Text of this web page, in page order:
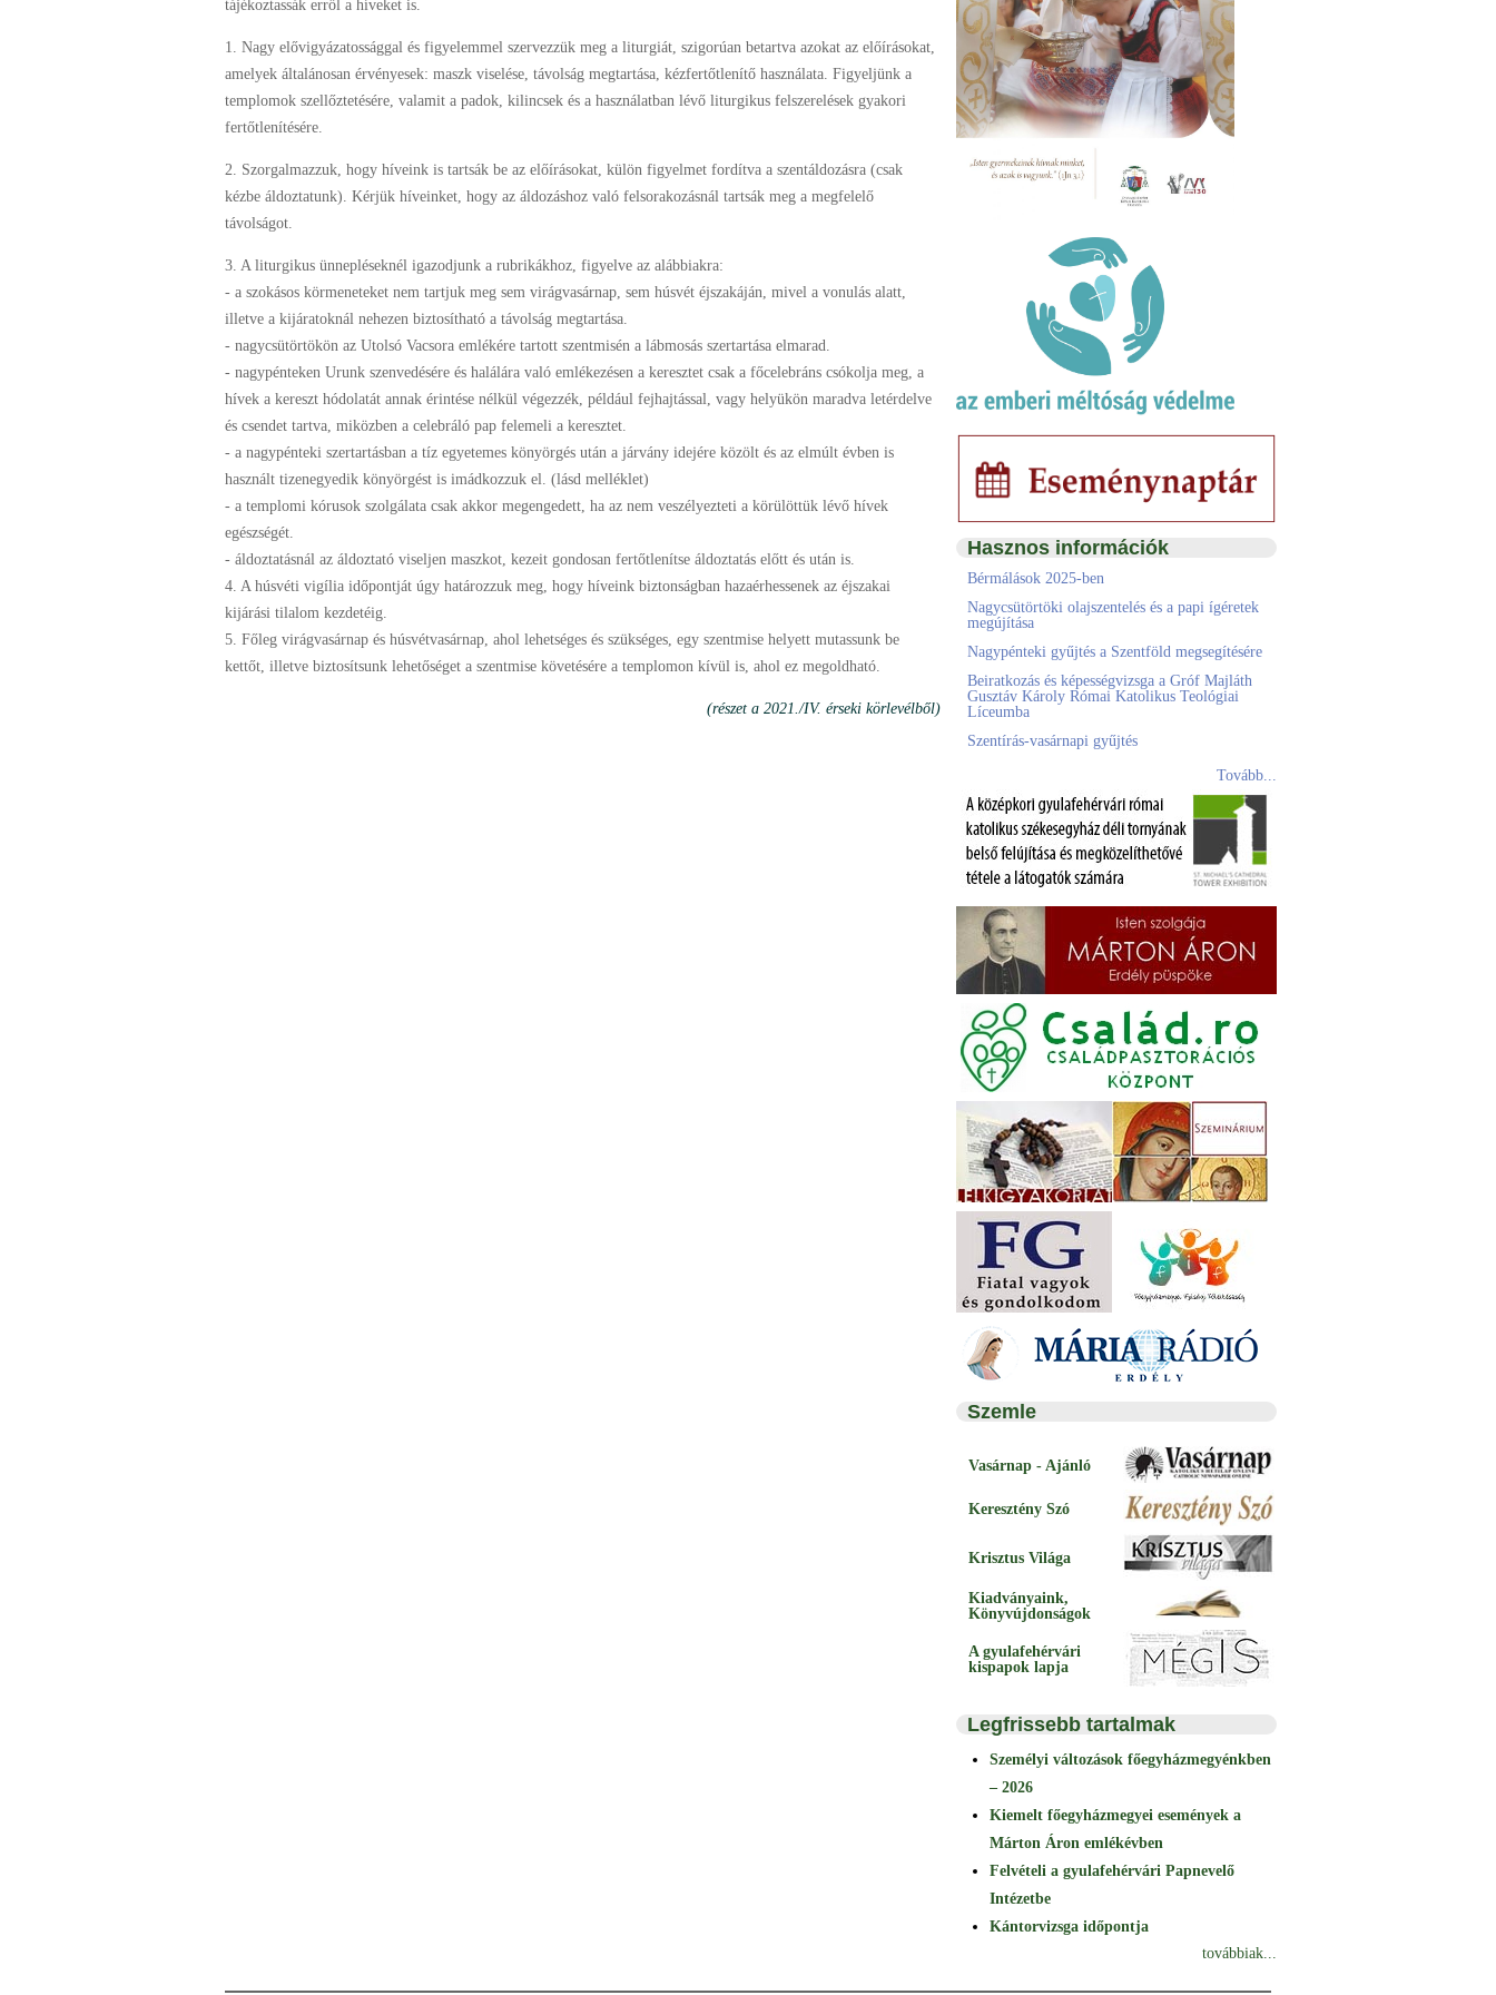
tájékoztassák erről a híveket is.
1. Nagy elővigyázatossággal és figyelemmel szervezzük meg a liturgiát, szigorúan betartva azokat az előírásokat,
amelyek általánosan érvényesek: maszk viselése, távolság megtartása, kézfertőtlenítő használata. Figyeljünk a
templomok szellőztetésére, valamit a padok, kilincsek és a használatban lévő liturgikus felszerelések gyakori
fertőtlenítésére.
2. Szorgalmazzuk, hogy híveink is tartsák be az előírásokat, külön figyelmet fordítva a szentáldozásra (csak
kézbe áldoztatunk). Kérjük híveinket, hogy az áldozáshoz való felsorakozásnál tartsák meg a megfelelő
távolságot.
3. A liturgikus ünnepléseknél igazodjunk a rubrikákhoz, figyelve az alábbiakra:
- a szokásos körmeneteket nem tartjuk meg sem virágvasárnap, sem húsvét éjszakáján, mivel a vonulás alatt,
illetve a kijáratoknál nehezen biztosítható a távolság megtartása.
- nagycsütörtökön az Utolsó Vacsora emlékére tartott szentmisén a lábmosás szertartása elmarad.
- nagypénteken Urunk szenvedésére és halálára való emlékezésen a keresztet csak a főcelebráns csókolja meg, a
hívek a kereszt hódolatát annak érintése nélkül végezzék, például fejhajtással, vagy helyükön maradva letérdelve
és csendet tartva, miközben a celebráló pap felemeli a keresztet.
- a nagypénteki szertartásban a tíz egyetemes könyörgés után a járvány idejére közölt és az elmúlt évben is
használt tizenegyedik könyörgést is imádkozzuk el. (lásd melléklet)
- a templomi kórusok szolgálata csak akkor megengedett, ha az nem veszélyezteti a körülöttük lévő hívek
egészségét.
- áldoztatásnál az áldoztató viseljen maszkot, kezeit gondosan fertőtlenítse áldoztatás előtt és után is.
4. A húsvéti vigília időpontját úgy határozzuk meg, hogy híveink biztonságban hazaérhessenek az éjszakai
kijárási tilalom kezdetéig.
5. Főleg virágvasárnap és húsvétvasárnap, ahol lehetséges és szükséges, egy szentmise helyett mutassunk be
kettőt, illetve biztosítsunk lehetőséget a szentmise követésére a templomon kívül is, ahol ez megoldható.
(részet a 2021./IV. érseki körlevélből)
Hasznos információk
Bérmálások 2025-ben
Nagycsütörtöki olajszentelés és a papi ígéretek
megújítása
Nagypénteki gyűjtés a Szentföld megsegítésére
Beiratkozás és képességvizsga a Gróf Majláth
Gusztáv Károly Római Katolikus Teológiai
Líceumba
Szentírás-vasárnapi gyűjtés
Tovább...
Szemle
Vasárnap - Ajánló
Keresztény Szó
Krisztus Világa
Kiadványaink,
Könyvújdonságok
A gyulafehérvári
kispapok lapja
Legfrissebb tartalmak
Személyi változások főegyházmegyénkben
– 2026
Kiemelt főegyházmegyei események a
Márton Áron emlékévben
Felvételi a gyulafehérvári Papnevelő
Intézetbe
Kántorvizsga időpontja
továbbiak...